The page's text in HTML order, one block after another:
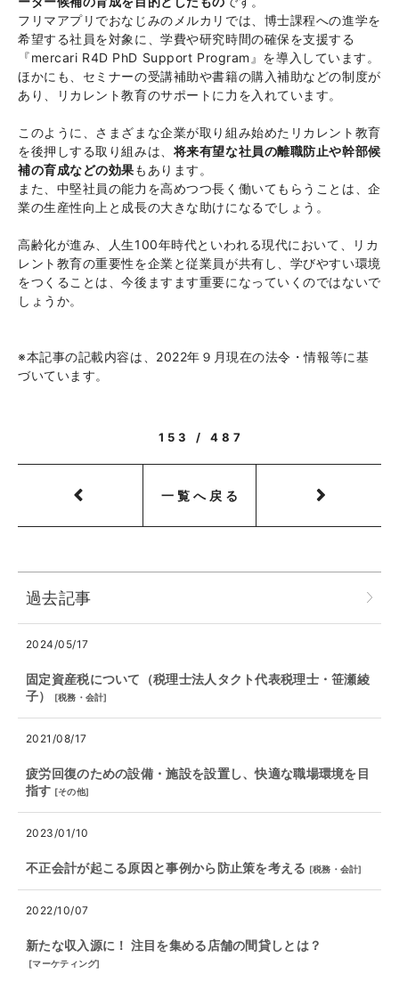
フリマアプリでおなじみのメルカリでは、博士課程への進学を
希望する社員を対象に、学費や研究時間の確保を支援する
『mercari R4D PhD Support Program』を導入しています。
ほかにも、セミナーの受講補助や書籍の購入補助などの制度が
あり、リカレント教育のサポートに力を入れています。
このように、さまざまな企業が取り組み始めたリカレント教育
を後押しする取り組みは、 将来有望な社員の離職防止や幹部候
補の育成などの効果もあります。
また、中堅社員の能力を高めつつ長く働いてもらうことは、企
業の生産性向上と成長の大きな助けになるでしょう。
高齢化が進み、人生100年時代といわれる現代において、リカ
レント教育の重要性を企業と従業員が共有し、学びやすい環境
をつくることは、今後ますます重要になっていくのではないで
しょうか。
※本記事の記載内容は、2022年９月現在の法令・情報等に基
づいています。
153 / 487
一覧へ戻る
過去記事
2024/05/17
固定資産税について（税理士法人タクト代表税理士・笹瀬綾
子）
[税務・会計]
2021/08/17
疲労回復のための設備・施設を設置し、快適な職場環境を目
指す [その他]
2023/01/10
不正会計が起こる原因と事例から防止策を考える [税務・会計]
2022/10/07
新たな収入源に！ 注目を集める店舗の間貸しとは？
[マーケティング]